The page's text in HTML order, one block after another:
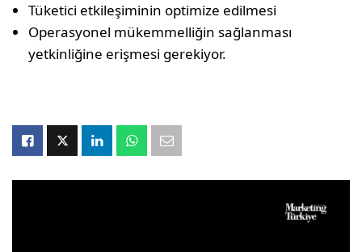
Tüketici etkileşiminin optimize edilmesi
Operasyonel mükemmelliğin sağlanması
yetkinliğine erişmesi gerekiyor.